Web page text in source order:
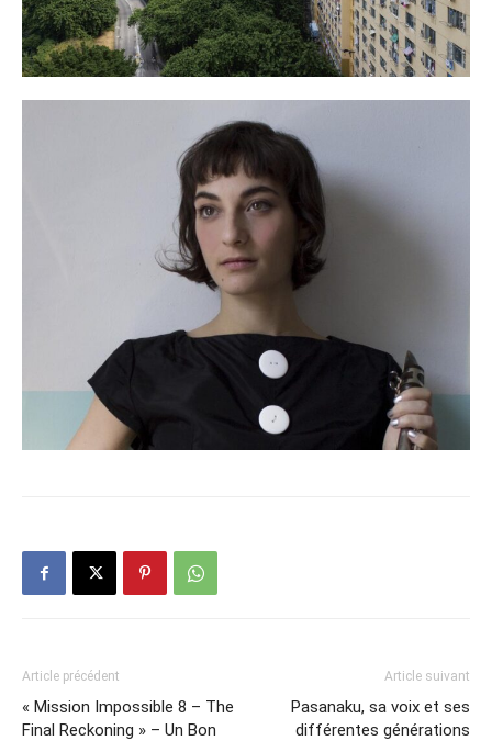
Article précédent
« Mission Impossible 8 – The
Final Reckoning » – Un Bon
Article suivant
Pasanaku, sa voix et ses
différentes générations